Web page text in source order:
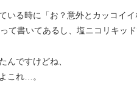
いる時に「お？意外とカッコイ
て書いてあるし、塩ニコリキッ
んですけどね、
これ…。